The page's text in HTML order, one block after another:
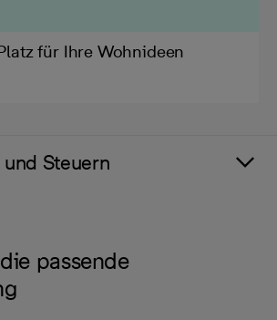
für Ihre Wohnideen
Steuern
passende